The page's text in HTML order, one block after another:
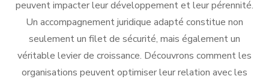
peuvent impacter leur développement et leur pérennité.
Un accompagnement juridique adapté constitue non
seulement un filet de sécurité, mais également un
véritable levier de croissance. Découvrons comment les
organisations peuvent optimiser leur relation avec les